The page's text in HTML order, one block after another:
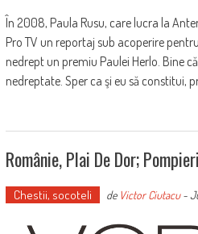
În 2008, Paula Rusu, care lucra la
Pro TV un reportaj sub acoperire
nedrept un premiu Paulei Herlo. Bine
nedreptate. Sper ca şi eu să constitui,
Românie, Plai De Dor;
Chestii, socoteli de Victor Ciutacu-